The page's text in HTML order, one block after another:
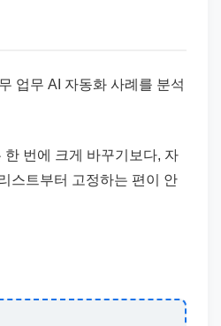
업무 AI 자동화 사례를 분석
한 번에 크게 바꾸기보다, 자
스트부터 고정하는 편이 안